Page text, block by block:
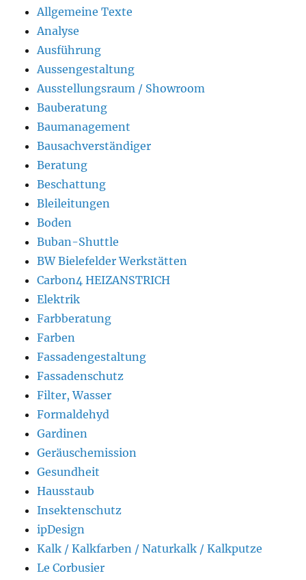
Allgemeine Texte
Analyse
Ausführung
Aussengestaltung
Ausstellungsraum / Showroom
Bauberatung
Baumanagement
Bausachverständiger
Beratung
Beschattung
Bleileitungen
Boden
Buban-Shuttle
BW Bielefelder Werkstätten
Carbon4 HEIZANSTRICH
Elektrik
Farbberatung
Farben
Fassadengestaltung
Fassadenschutz
Filter, Wasser
Formaldehyd
Gardinen
Geräuschemission
Gesundheit
Hausstaub
Insektenschutz
ipDesign
Kalk / Kalkfarben / Naturkalk / Kalkputze
Le Corbusier